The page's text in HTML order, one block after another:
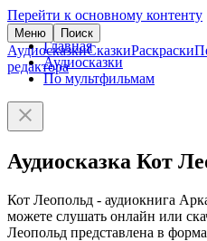
Перейти к основному контенту
Меню Поиск
АудиосказкиСказкиРаскраски
редактора
Главная
Аудиосказки
По мультфильмам
Аудиосказка Кот
Кот Леопольд - аудиокнига
можете слушать онлайн или
Леопольд представлена в